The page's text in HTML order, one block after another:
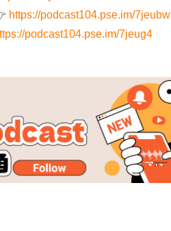
https://podcast104.pse.im/7jeubw
podcast104.pse.im/7jeug4